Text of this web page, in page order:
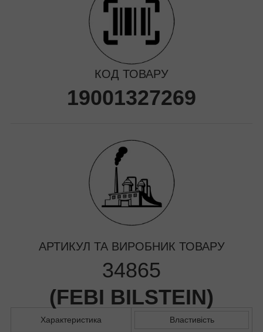
КОД ТОВАРУ
19001327269
АРТИКУЛ ТА ВИРОБНИК ТОВАРУ
34865
(FEBI BILSTEIN)
Характеристика Властивість